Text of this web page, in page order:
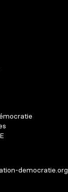
democratie.org